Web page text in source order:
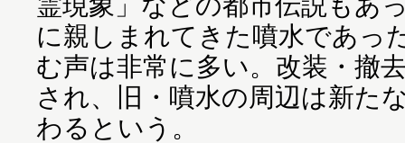
に親しまれてきた噴水であっ
む声は非常に多い。改装・撤
され、旧・噴水の周辺は新た
わるという。